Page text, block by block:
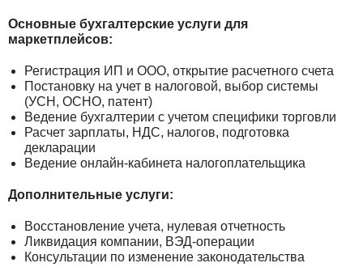
Основные бухгалтерские услуги для
маркетплейсов:
Регистрация ИП и ООО, открытие расчетного счета
Постановку на учет в налоговой, выбор системы
(УСН, ОСНО, патент)
Ведение бухгалтерии с учетом специфики торговли
Расчет зарплаты, НДС, налогов, подготовка
декларации
Ведение онлайн-кабинета налогоплательщика
Дополнительные услуги:
Восстановление учета, нулевая отчетность
Ликвидация компании, ВЭД-операции
Консультации по изменение законодательства